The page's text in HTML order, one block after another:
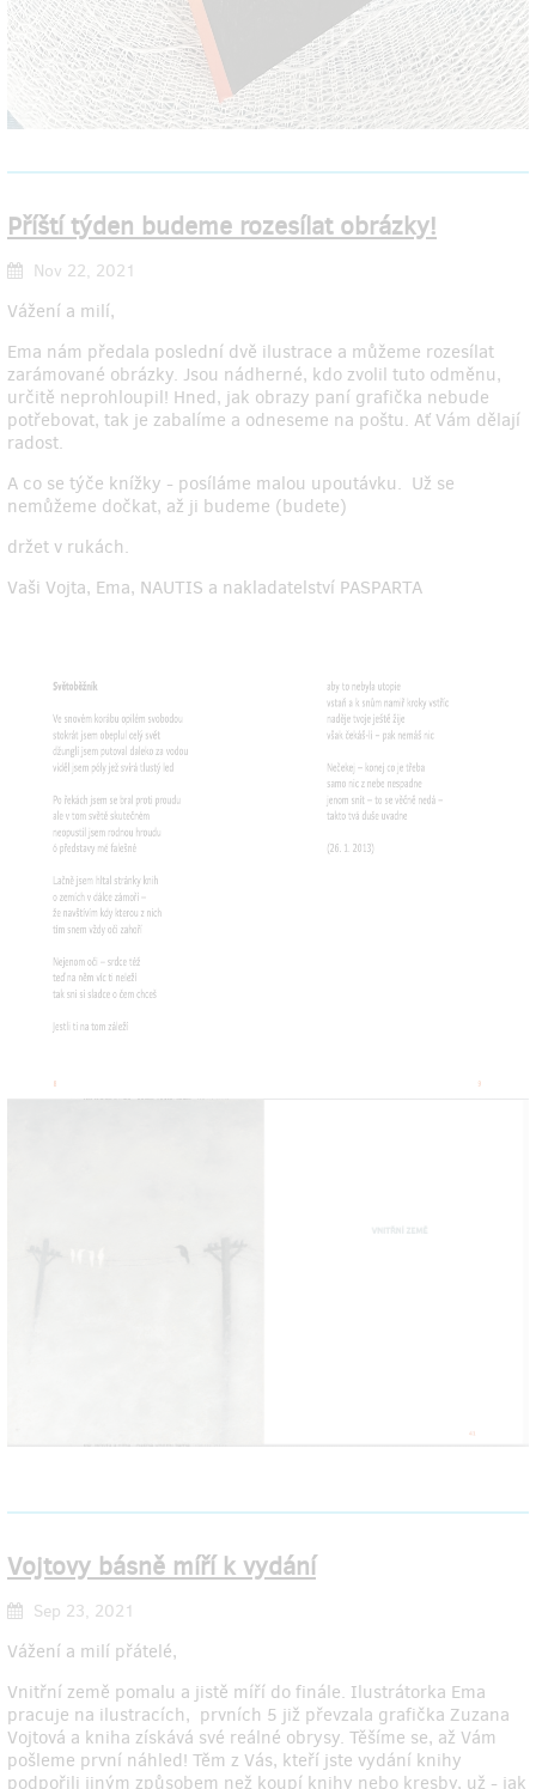
Příští týden budeme rozesílat obrázky!
Nov 22, 2021
Vážení a milí,
Ema nám předala poslední dvě ilustrace a můžeme rozesílat
zarámované obrázky. Jsou nádherné, kdo zvolil tuto odměnu,
určitě neprohloupil! Hned, jak obrazy paní grafička nebude
potřebovat, tak je zabalíme a odneseme na poštu. Ať Vám dělají
radost.
A co se týče knížky - posíláme malou upoutávku. Už se
nemůžeme dočkat, až ji budeme (budete)
držet v rukách.
Vaši Vojta, Ema, NAUTIS a nakladatelství PASPARTA
Vojtovy básně míří k vydání
Sep 23, 2021
Vážení a milí přátelé,
Vnitřní země pomalu a jistě míří do finále. Ilustrátorka Ema
pracuje na ilustracích, prvních 5 již převzala grafička Zuzana
Vojtová a kniha získává své reálné obrysy. Těšíme se, až Vám
pošleme první náhled! Těm z Vás, kteří jste vydání knihy
podpořili jiným způsobem než koupí knihy nebo kresby, už - jak